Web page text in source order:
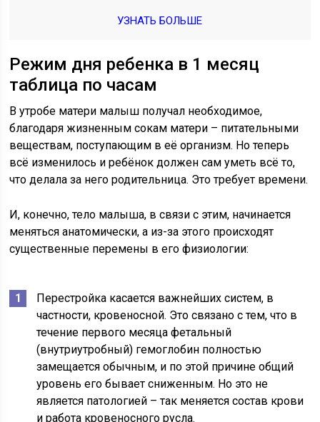
УЗНАТЬ БОЛЬШЕ
Режим дня ребенка в 1 месяц
таблица по часам
В утробе матери малыш получал необходимое,
благодаря жизненным сокам матери – питательными
веществам, поступающим в её организм. Но теперь
всё изменилось и ребёнок должен сам уметь всё то,
что делала за него родительница. Это требует времени.
И, конечно, тело малыша, в связи с этим, начинается
меняться анатомически, а из-за этого происходят
существенные перемены в его физиологии:
Перестройка касается важнейших систем, в
частности, кровеносной. Это связано с тем, что в
течение первого месяца фетальный
(внутриутробный) гемоглобин полностью
замещается обычным, и по этой причине общий
уровень его бывает сниженным. Но это не
является патологией – так меняется состав крови
и работа кровеносного русла.